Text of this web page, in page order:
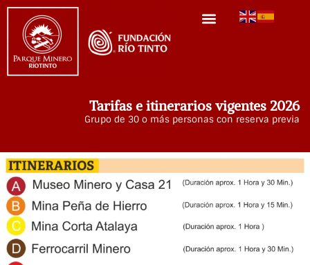
Tarifas e itinerarios vigentes 2026
Grupo de 30 o más personas con reserva previa